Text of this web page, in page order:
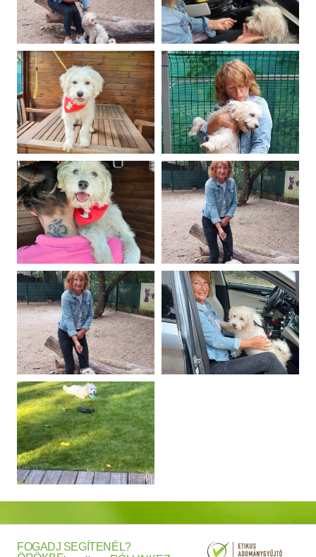
FOGADJ SEGÍTENÉL?